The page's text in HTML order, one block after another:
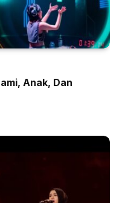
Anak, Dan